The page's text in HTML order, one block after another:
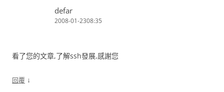
defar
2008-01-2308:35
看了您的文章,了解ssh發展,感謝您
回覆 ↓